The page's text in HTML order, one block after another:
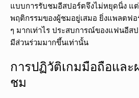
แบบการรับชมอีสปอร์ตจึงไม่หยุดนิ่ง แ
พฤติกรรมของผู้ชมอยู่เสมอ ยิ่งแพลตฟอ
ๆ มากเท่าไร ประสบการณ์ของแฟนอีส
มีส่วนร่วมมากขึ้นเท่านั้น
การปฏิวัติเกมมือถือแล
ชม